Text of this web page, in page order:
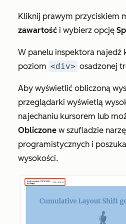
Kliknij prawym przyciskiem
zawartość i wybierz opcję
W panelu inspektora najedź
poziom <div> osadzonej
Aby wyświetlić obliczoną
przeglądarki wyświetlą
najechaniu kursorem lub
Obliczone w szufladzie
programistycznych i
wysokości.